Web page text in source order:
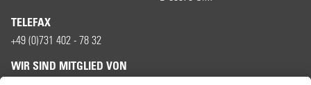
TELEFAX
+49 (0)731 402 - 78 32
WIR SIND MITGLIED VON